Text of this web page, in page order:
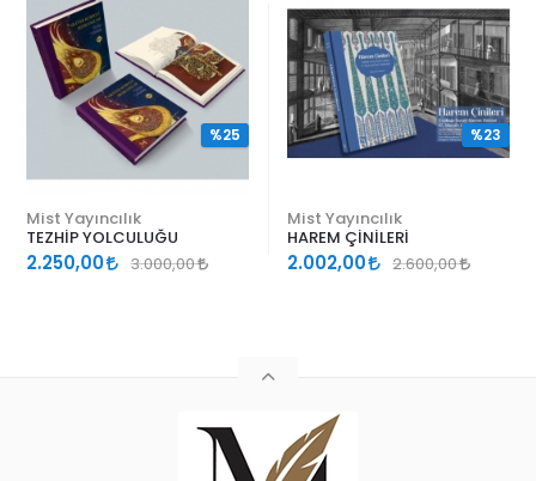
Mist Yayıncılık
TEZHİP YOLCULUĞU
2.250,00 3.000,00
%25
Mist Yayıncılık
HAREM ÇİNİLERİ
2.002,00 2.600,00
%23